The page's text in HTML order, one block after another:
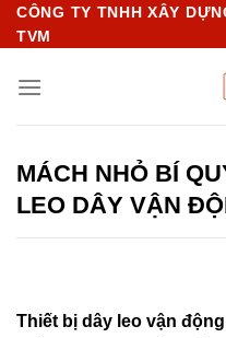
Chuyển
đến
dung
CÔNG TY TNHH XÂY
TVM
MÁCH NHỎ BÍ
LEO DÂY VẬN
Thiết bị dây leo vận động